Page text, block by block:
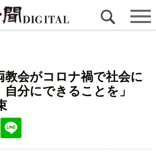
教会がコロナ禍で社会に
分にできることを」